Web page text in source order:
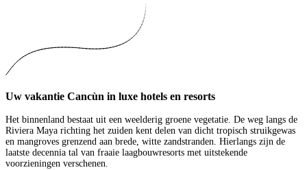
Uw vakantie Cancùn in luxe hotels en resorts
Het binnenland bestaat uit een weelderig groene vegetatie. De weg langs de
Riviera Maya richting het zuiden kent delen van dicht tropisch struikgewas
en mangroves grenzend aan brede, witte zandstranden. Hierlangs zijn de
laatste decennia tal van fraaie laagbouwresorts met uitstekende
voorzieningen verschenen.